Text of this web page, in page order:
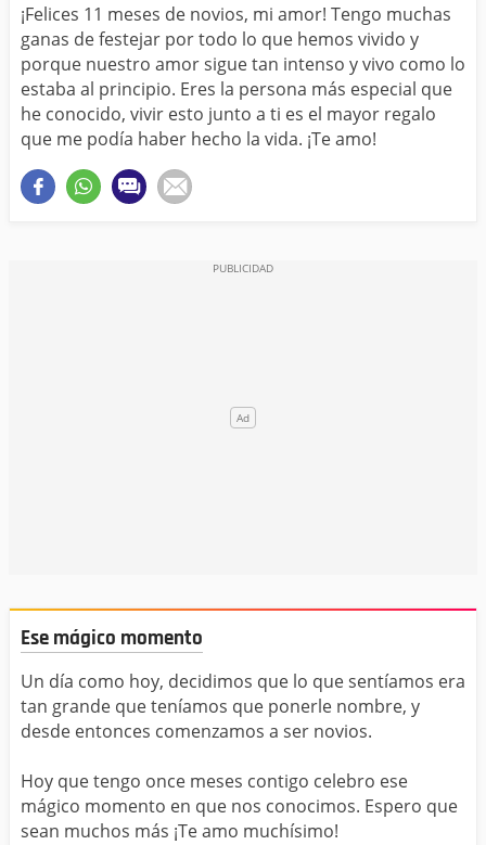
¡Felices 11 meses de novios, mi amor! Tengo muchas
ganas de festejar por todo lo que hemos vivido y
porque nuestro amor sigue tan intenso y vivo como lo
estaba al principio. Eres la persona más especial que
he conocido, vivir esto junto a ti es el mayor regalo
que me podía haber hecho la vida. ¡Te amo!
Ese mágico momento
Un día como hoy, decidimos que lo que sentíamos era
tan grande que teníamos que ponerle nombre, y
desde entonces comenzamos a ser novios.
Hoy que tengo once meses contigo celebro ese
mágico momento en que nos conocimos. Espero que
sean muchos más ¡Te amo muchísimo!